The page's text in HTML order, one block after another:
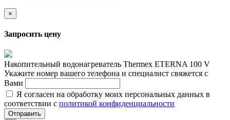
×
Запросить цену
Накопительный водонагреватель Thermex ETERNA 100 V
Укажите номер вашего телефона и специалист свяжется с
Вами
Я согласен на обработку моих персональных данных в
соответствии с политикой конфиденциальности
Отправить